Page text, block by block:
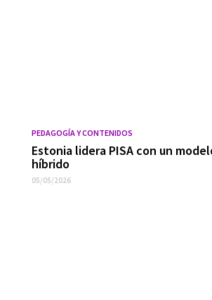
PEDAGOGÍA Y CONTENIDOS
Estonia lidera PISA con un
híbrido
05/05/2026